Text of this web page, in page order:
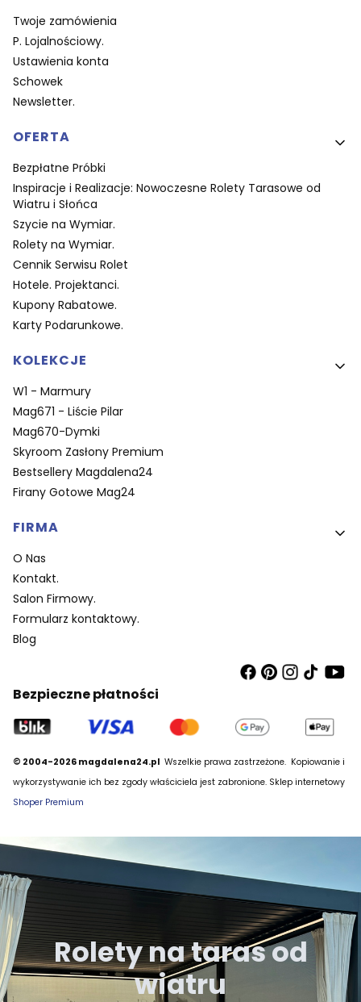
Twoje zamówienia
P. Lojalnościowy.
Ustawienia konta
Schowek
Newsletter.
OFERTA
Bezpłatne Próbki
Inspiracje i Realizacje: Nowoczesne Rolety Tarasowe od
Wiatru i Słońca
Szycie na Wymiar.
Rolety na Wymiar.
Cennik Serwisu Rolet
Hotele. Projektanci.
Kupony Rabatowe.
Karty Podarunkowe.
KOLEKCJE
W1 - Marmury
Mag671 - Liście Pilar
Mag670-Dymki
Skyroom Zasłony Premium
Bestsellery Magdalena24
Firany Gotowe Mag24
FIRMA
O Nas
Kontakt.
Salon Firmowy.
Formularz kontaktowy.
Blog
Bezpieczne płatności
© 2004-2026 magdalena24.pl Wszelkie prawa zastrzeżone. Kopiowanie i
wykorzystywanie ich bez zgody właściciela jest zabronione. Sklep internetowy
Shoper Premium
Rolety na taras od
wiatru